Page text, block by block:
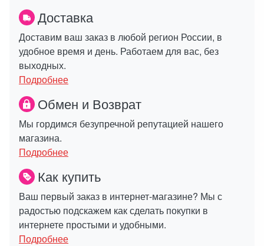
Доставка
Доставим ваш заказ в любой регион России, в
удобное время и день. Работаем для вас, без
выходных.
Подробнее
Обмен и Возврат
Мы гордимся безупречной репутацией нашего
магазина.
Подробнее
Как купить
Ваш первый заказ в интернет-магазине? Мы с
радостью подскажем как сделать покупки в
интернете простыми и удобными.
Подробнее